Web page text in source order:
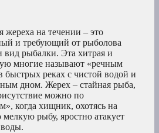
жереха на течении – это
и требующий от рыболова
вид рыбалки. Эта хитрая и
многие называют «речным
быстрых реках с чистой водой и
дном. Жерех – стайная рыба,
можно по
когда хищник, охотясь на
рыбу, яростно атакует